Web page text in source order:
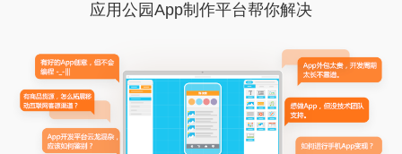
应用公园App制作平台帮你解决